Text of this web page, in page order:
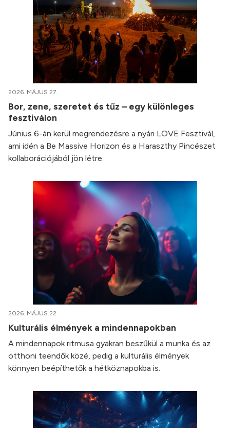
2026. MÁJUS 27.
Bor, zene, szeretet és tűz – egy különleges
fesztiválon
Június 6-án kerül megrendezésre a nyári LOVE Fesztivál,
ami idén a Be Massive Horizon és a Haraszthy Pincészet
kollaborációjából jön létre.
2026. MÁJUS 22.
Kulturális élmények a mindennapokban
A mindennapok ritmusa gyakran beszűkül a munka és az
otthoni teendők közé, pedig a kulturális élmények
könnyen beépíthetők a hétköznapokba is.